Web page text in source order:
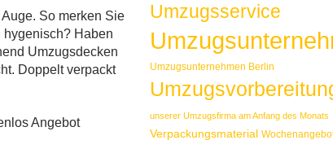
So merken Sie
hygenisch? Haben
Umzugsdecken
Doppelt verpackt
Angebot
Umzugsservice
Umzugsunternehmen Berlin
unserer Umzugsfirma am Anfang des Monats
Verpackungsmaterial